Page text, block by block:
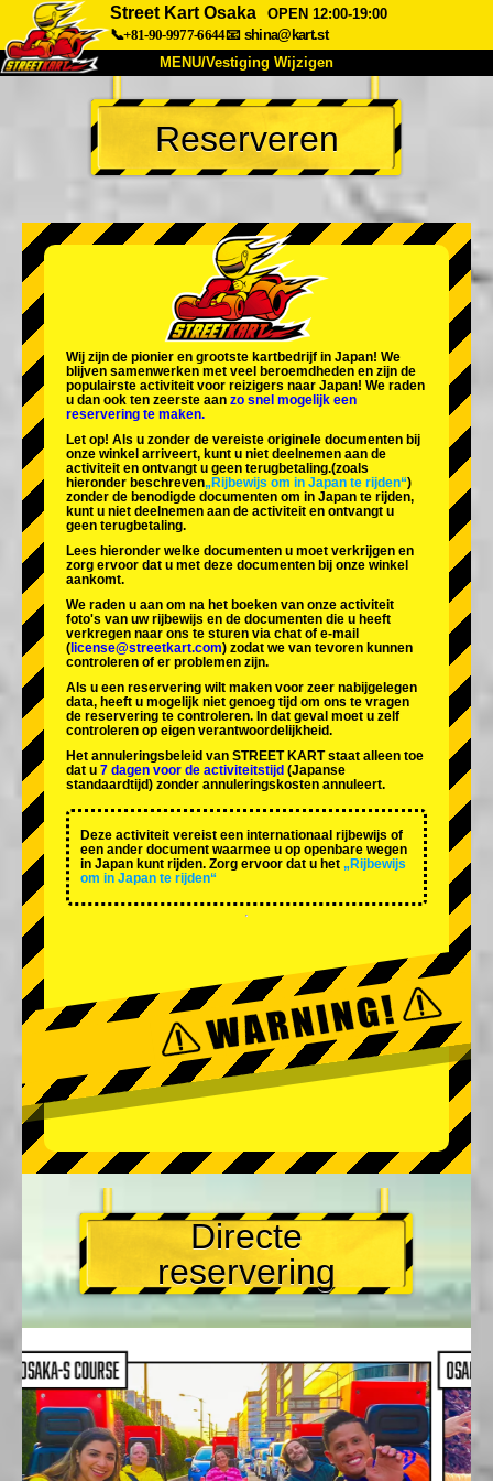
Street Kart Osaka
OPEN 12:00-19:00
📞+81-90-9977-6644📧 shina@kart.st
MENU/Vestiging Wijzigen
TOP
Over Ons Specificaties Prijs
Veelgestelde Vragen
Bedrijf Reserveren
Vestiging Wijzigen
Tokio Shinagawa Tokio Akihabara#1
Tokio Akihabara#2
Tokio Shibuya Annex Tokio Baai
Tokio Asakusa Osaka
Okinawa
Reserveren
Wij zijn de pionier en grootste kartbedrijf in Japan! We
blijven samenwerken met veel beroemdheden en zijn de
populairste activiteit voor reizigers naar Japan! We raden
u dan ook ten zeerste aan zo snel mogelijk een
reservering te maken.
Let op! Als u zonder de vereiste originele documenten bij
onze winkel arriveert, kunt u niet deelnemen aan de
activiteit en ontvangt u geen terugbetaling.(zoals
hieronder beschreven„Rijbewijs om in Japan te rijden“)
zonder de benodigde documenten om in Japan te rijden,
kunt u niet deelnemen aan de activiteit en ontvangt u
geen terugbetaling.
Lees hieronder welke documenten u moet verkrijgen en
zorg ervoor dat u met deze documenten bij onze winkel
aankomt.
We raden u aan om na het boeken van onze activiteit
foto's van uw rijbewijs en de documenten die u heeft
verkregen naar ons te sturen via chat of e-mail
( license@streetkart.com) zodat we van tevoren kunnen
controleren of er problemen zijn.
Als u een reservering wilt maken voor zeer nabijgelegen
data, heeft u mogelijk niet genoeg tijd om ons te vragen
de reservering te controleren. In dat geval moet u zelf
controleren op eigen verantwoordelijkheid.
Het annuleringsbeleid van STREET KART staat alleen toe
dat u 7 dagen voor de activiteitstijd (Japanse
standaardtijd) zonder annuleringskosten annuleert.
Deze activiteit vereist een internationaal rijbewijs of
een ander document waarmee u op openbare wegen
in Japan kunt rijden. Zorg ervoor dat u het „Rijbewijs
om in Japan te rijden“
Directe
reservering